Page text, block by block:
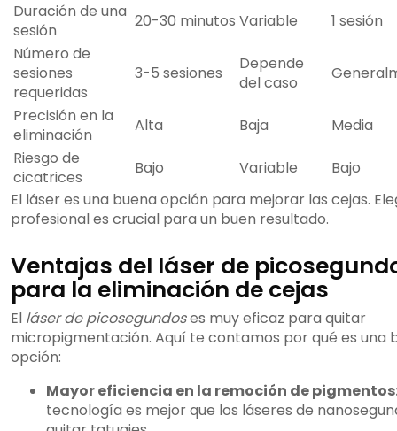
Duración de una
sesión
20-30 minutos Variable
1 sesión
Número de
sesiones
requeridas
3-5 sesiones
Depende
del caso
Precisión en la
eliminación
Alta Baja
Media
Riesgo de
cicatrices
Bajo Variable
Bajo
El láser es una buena opción para mejorar las cejas.
profesional es crucial para un buen resultado.
Ventajas del láser de
para la eliminación de cejas
El láser de picosegundoses muy eficaz para quitar
micropigmentación. Aquí te contamos por qué es una
opción:
Mayor eficiencia en la remoción de
tecnología es mejor que los láseres de